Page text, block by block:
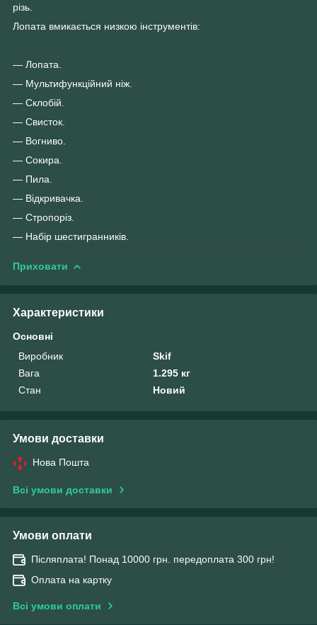
різь.
Лопата вмикається низкою інструментів:
— Лопата.
— Мультифункційний ніж.
— Склобій.
— Свисток.
— Вогниво.
— Сокира.
— Пила.
— Відкривачка.
— Стропоріз.
— Набір шестигранників.
Приховати
Характеристики
Основні
Виробник
Skif
Вага
1.295 кг
Стан
Новий
Умови доставки
Нова Пошта
Всі умови доставки
Умови оплати
Післяплата! Понад 10000 грн. передоплата 300 грн!
Оплата на картку
Всі умови оплати